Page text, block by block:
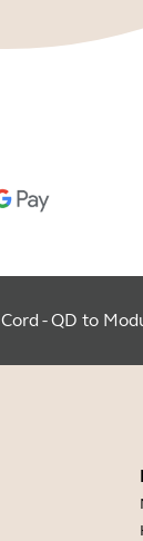
- QD to